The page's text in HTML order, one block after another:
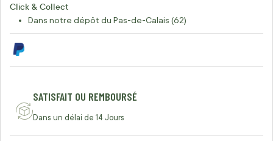
Click & Collect
Dans notre dépôt du Pas-de-Calais (62)
SATISFAIT OU REMBOURSÉ
Dans un délai de 14 Jours